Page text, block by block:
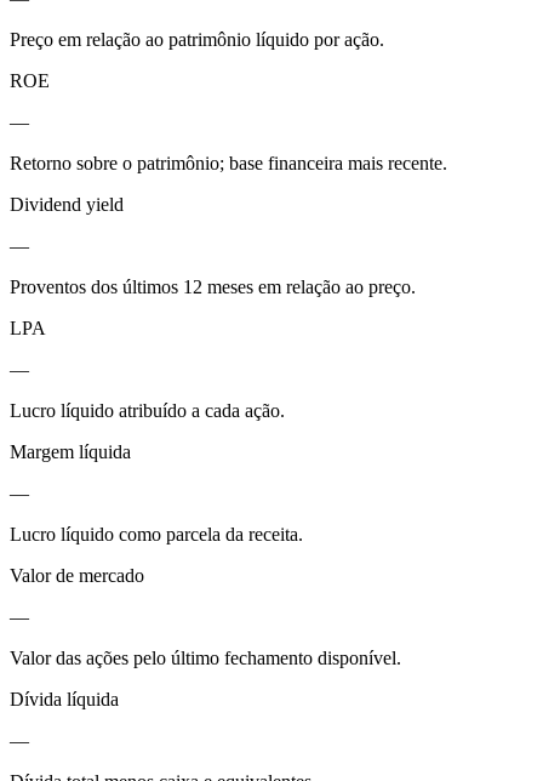
Preço em relação ao patrimônio líquido por ação.
ROE
—
Retorno sobre o patrimônio; base financeira mais recente.
Dividend yield
—
Proventos dos últimos 12 meses em relação ao preço.
LPA
—
Lucro líquido atribuído a cada ação.
Margem líquida
—
Lucro líquido como parcela da receita.
Valor de mercado
—
Valor das ações pelo último fechamento disponível.
Dívida líquida
—